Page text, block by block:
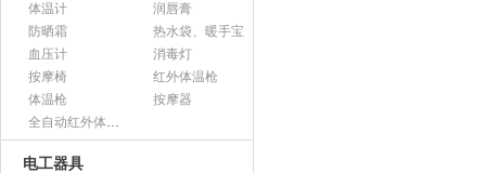
体温计
润唇膏
防晒霜
热水袋、暖手宝
血压计
消毒灯
按摩椅
红外体温枪
体温枪
按摩器
全自动红外体温监测仪
电工器具